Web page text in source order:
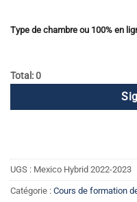
Type de chambre ou 100% en
Total: 0
UGS : Mexico Hybrid 2022-2023
Catégorie : Cours de formation